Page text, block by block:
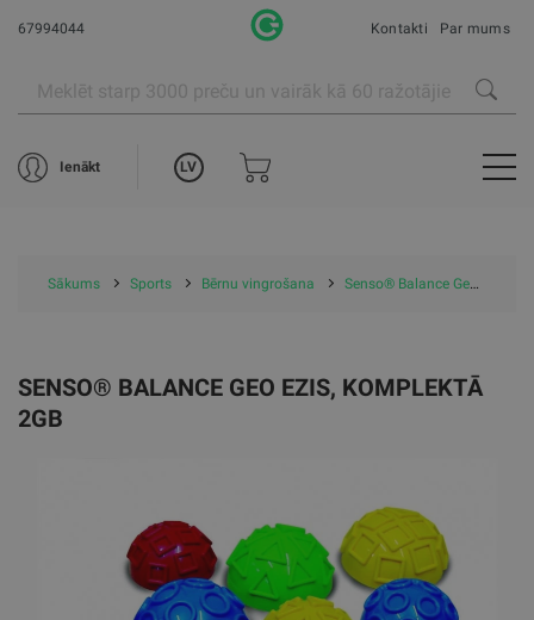
67994044 Kontakti Par mums
Ienākt LV
Sākums Sports Bērnu vingrošana Senso® Balance Geo ezis, komplektā 2gb
SENSO® BALANCE GEO EZIS, KOMPLEKTĀ
2GB